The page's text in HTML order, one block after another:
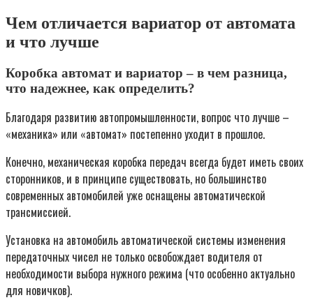
Чем отличается вариатор от автомата
и что лучше
Коробка автомат и вариатор – в чем разница,
что надежнее, как определить?
Благодаря развитию автопромышленности, вопрос что лучше –
«механика» или «автомат» постепенно уходит в прошлое.
Конечно, механическая коробка передач всегда будет иметь своих
сторонников, и в принципе существовать, но большинство
современных автомобилей уже оснащены автоматической
трансмиссией.
Установка на автомобиль автоматической системы изменения
передаточных чисел не только освобождает водителя от
необходимости выбора нужного режима (что особенно актуально
для новичков).